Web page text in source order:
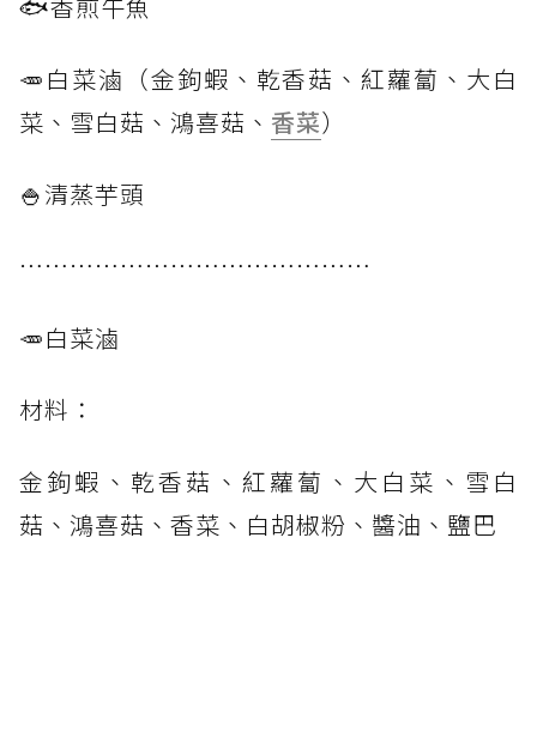
🥕白菜滷（金鉤蝦、乾香菇、紅蘿蔔、大白
菜、雪白菇、鴻喜菇、 香菜）
🍚清蒸芋頭
⋯⋯⋯⋯⋯⋯⋯⋯⋯⋯⋯⋯⋯⋯
🥕白菜滷
材料：
金鉤蝦、乾香菇、紅蘿蔔、大白菜、雪白
菇、鴻喜菇、香菜、白胡椒粉、醬油、鹽巴